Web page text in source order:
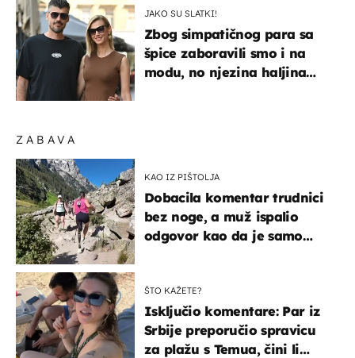
ZABAVA
KAO IZ PIŠTOLJA
Dobacila komentar trudnici
bez noge, a muž ispalio
odgovor kao da je samo
ŠTO KAŽETE?
Isključio komentare: Par iz
Srbije preporučio spravicu
za plažu s Temua, čini li
JAKO SU SLATKI!
Zbog simpatičnog para sa
špice zaboravili smo i na
modu, no njezina haljina